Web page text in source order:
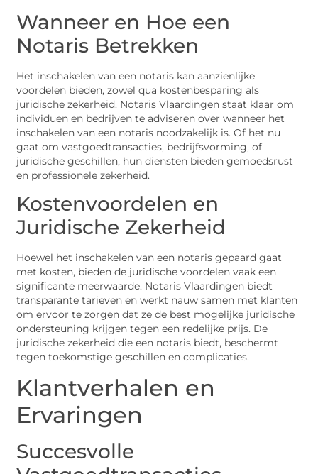
Wanneer en Hoe een
Notaris Betrekken
Het inschakelen van een notaris kan aanzienlijke
voordelen bieden, zowel qua kostenbesparing als
juridische zekerheid. Notaris Vlaardingen staat klaar om
individuen en bedrijven te adviseren over wanneer het
inschakelen van een notaris noodzakelijk is. Of het nu
gaat om vastgoedtransacties, bedrijfsvorming, of
juridische geschillen, hun diensten bieden gemoedsrust
en professionele zekerheid.
Kostenvoordelen en
Juridische Zekerheid
Hoewel het inschakelen van een notaris gepaard gaat
met kosten, bieden de juridische voordelen vaak een
significante meerwaarde. Notaris Vlaardingen biedt
transparante tarieven en werkt nauw samen met klanten
om ervoor te zorgen dat ze de best mogelijke juridische
ondersteuning krijgen tegen een redelijke prijs. De
juridische zekerheid die een notaris biedt, beschermt
tegen toekomstige geschillen en complicaties.
Klantverhalen en
Ervaringen
Succesvolle